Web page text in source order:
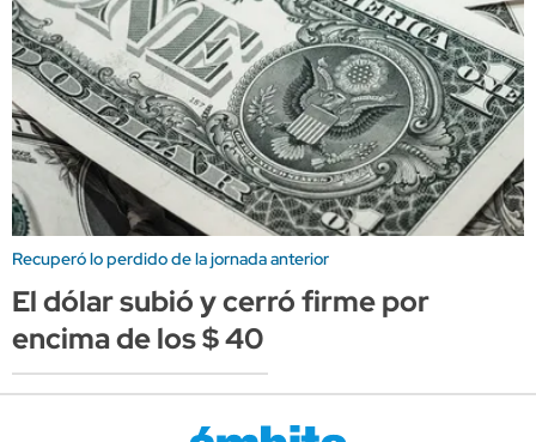
Recuperó lo perdido de la jornada anterior
El dólar subió y cerró firme por
encima de los $ 40